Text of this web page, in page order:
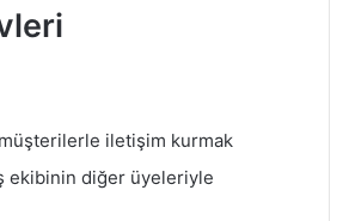
iletişim kurmak
ekibinin diğer üyeleriyle